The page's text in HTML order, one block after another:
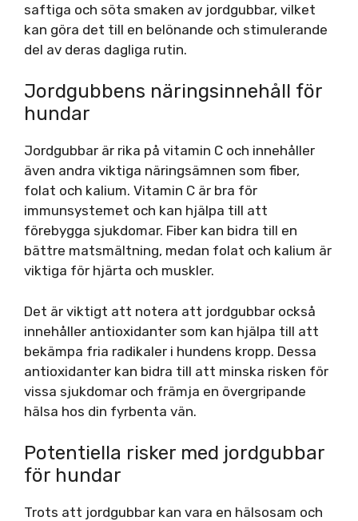
saftiga och söta smaken av jordgubbar, vilket
kan göra det till en belönande och stimulerande
del av deras dagliga rutin.
Jordgubbens näringsinnehåll för
hundar
Jordgubbar är rika på vitamin C och innehåller
även andra viktiga näringsämnen som fiber,
folat och kalium. Vitamin C är bra för
immunsystemet och kan hjälpa till att
förebygga sjukdomar. Fiber kan bidra till en
bättre matsmältning, medan folat och kalium är
viktiga för hjärta och muskler.
Det är viktigt att notera att jordgubbar också
innehåller antioxidanter som kan hjälpa till att
bekämpa fria radikaler i hundens kropp. Dessa
antioxidanter kan bidra till att minska risken för
vissa sjukdomar och främja en övergripande
hälsa hos din fyrbenta vän.
Potentiella risker med jordgubbar
för hundar
Trots att jordgubbar kan vara en hälsosam och